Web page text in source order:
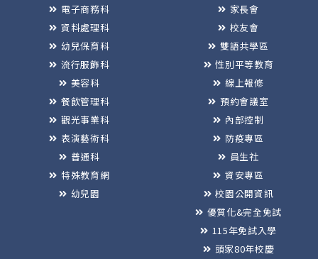
電子商務科
資料處理科
幼兒保育科
流行服飾科
美容科
餐飲管理科
觀光事業科
表演藝術科
普通科
特殊教育網
幼兒園
家長會
校友會
雙語共學區
性別平等教育
線上報修
預約會議室
內部控制
防疫專區
員生社
資安專區
校園公開資訊
優質化&完全免試
115年免試入學
頭家80年校慶